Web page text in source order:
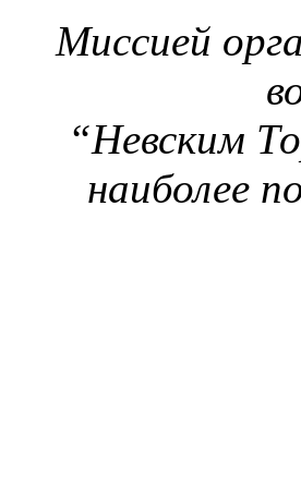
Миссией
“Невским
наиболее